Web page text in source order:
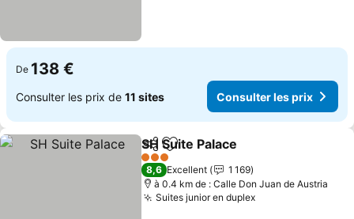
De 138 €
Consulter les prix de 11 sites Consulter les prix
PartagerAjouter à mes favoris
SH Suite Palace
3 Étoiles
8,6 Excellent
1 169
à 0.4 km de : Calle Don Juan de Austria
Suites junior en duplexConsulter les